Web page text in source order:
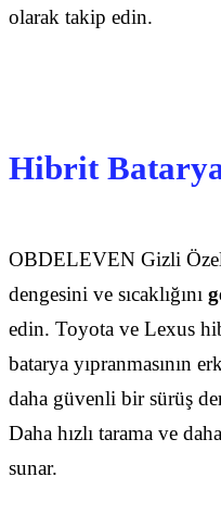
olarak takip edin.
Hibrit
OBDELEVEN Gizli
dengesini ve sıcaklığını
edin. Toyota ve Lexus
batarya yıpranmasının
daha güvenli bir sürüş
Daha hızlı tarama ve
sunar.